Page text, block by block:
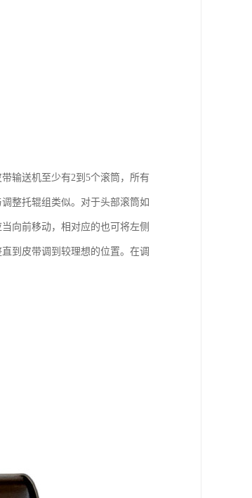
输送机至少有2到5个滚筒，所有
整托辊组类似。对于头部滚筒如
向前移动，相对应的也可将左侧
到皮带调到较理想的位置。在调